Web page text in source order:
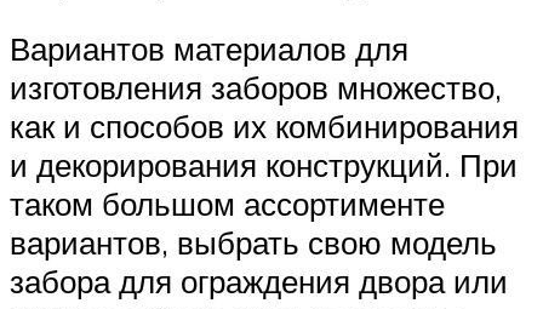
Вариантов материалов для
изготовления заборов множество,
как и способов их комбинирования
и декорирования конструкций. При
таком большом ассортименте
вариантов, выбрать свою модель
забора для ограждения двора или